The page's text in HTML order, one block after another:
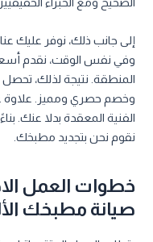
إلى جانب ذلك، نوفر عليك
وفي نفس الوقت، نقدم
المنطقة. نتيجة لذلك،
وخصم حصري ومميز. علاوة
الفنية المعقدة بدلا عنك.
نقوم نحن بتجديد مطبخك.
خطوات العمل
صيانة مطبخك